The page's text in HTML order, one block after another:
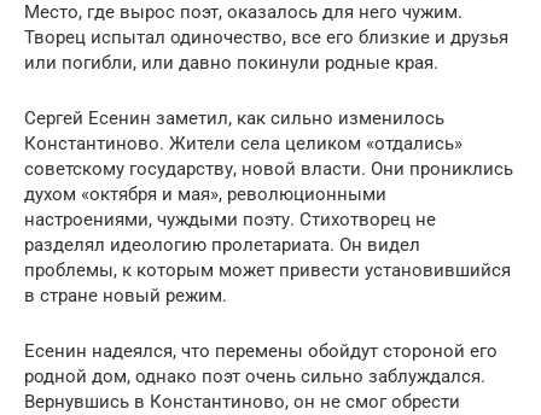
Место, где вырос поэт, оказалось для него чужим.
Творец испытал одиночество, все его близкие и друзья
или погибли, или давно покинули родные края.
Сергей Есенин заметил, как сильно изменилось
Константиново. Жители села целиком «отдались»
советскому государству, новой власти. Они прониклись
духом «октября и мая», революционными
настроениями, чуждыми поэту. Стихотворец не
разделял идеологию пролетариата. Он видел
проблемы, к которым может привести установившийся
в стране новый режим.
Есенин надеялся, что перемены обойдут стороной его
родной дом, однако поэт очень сильно заблуждался.
Вернувшись в Константиново, он не смог обрести